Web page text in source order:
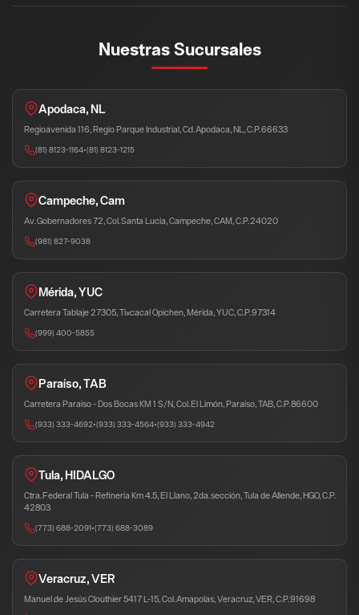
Nuestras Sucursales
Apodaca, NL
Regioavenida 116, Regio Parque Industrial, Cd. Apodaca, NL, C.P. 66633
(81) 8123-1164•(81) 8123-1215
Campeche, Cam
Av. Gobernadores 72, Col. Santa Lucia, Campeche, CAM, C.P. 24020
(981) 827-9038
Mérida, YUC
Carretera Tablaje 27305, Tixcacal Opichen, Mérida, YUC, C.P. 97314
(999) 400-5855
Paraíso, TAB
Carretera Paraíso - Dos Bocas KM 1 S/N, Col. El Limón, Paraíso, TAB, C.P. 86600
(933) 333-4692•(933) 333-4564•(933) 333-4942
Tula, HIDALGO
Ctra. Federal Tula - Refinería Km 4.5, El Llano, 2da. sección, Tula de Allende, HGO, C.P.
42803
(773) 688-2091•(773) 688-3089
Veracruz, VER
Manuel de Jesús Clouthier 5417 L-15, Col. Amapolas, Veracruz, VER, C.P. 91698